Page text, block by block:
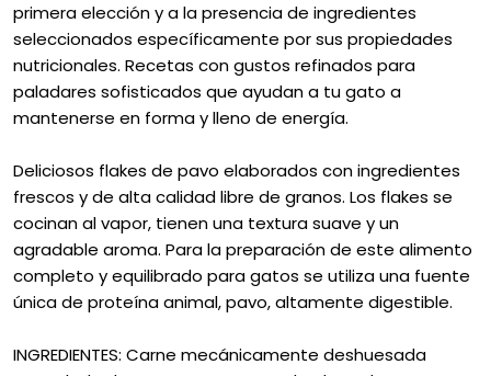
primera elección y a la presencia de ingredientes
seleccionados específicamente por sus propiedades
nutricionales. Recetas con gustos refinados para
paladares sofisticados que ayudan a tu gato a
mantenerse en forma y lleno de energía.
Deliciosos flakes de pavo elaborados con ingredientes
frescos y de alta calidad libre de granos. Los flakes se
cocinan al vapor, tienen una textura suave y un
agradable aroma. Para la preparación de este alimento
completo y equilibrado para gatos se utiliza una fuente
única de proteína animal, pavo, altamente digestible.
INGREDIENTES: Carne mecánicamente deshuesada